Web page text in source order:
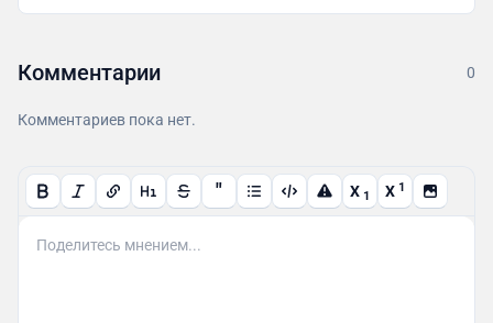
Комментарии 0
Комментариев пока нет.
" X 1 X 1